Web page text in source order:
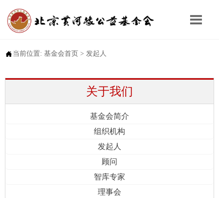

 当前位置: 基金会首页 > 发起人
关于我们
基金会简介
组织机构
发起人
顾问
智库专家
理事会